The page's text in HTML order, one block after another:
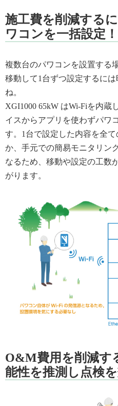
施工費を削減する
ワコンを一括設定！
複数台のパワコンを設置する
移動して1台ずつ設定するに
ね。
XGI1000 65kW はWi-Fiを内蔵
イスからアプリを使わずパワ
す。1台で設定した内容を全
か、手元での簡易モニタリン
なるため、移動や設定の工数
がります。
O&M費用を削減
能性を推測し点検